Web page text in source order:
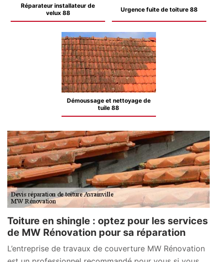
Réparateur installateur de
velux 88
Urgence fuite de toiture 88
Démoussage et nettoyage de
tuile 88
Toiture en shingle : optez pour les services
de MW Rénovation pour sa réparation
L’entreprise de travaux de couverture MW Rénovation